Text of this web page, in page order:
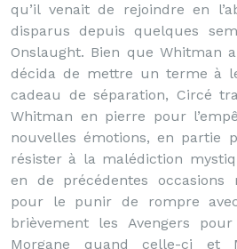
qu’il venait de rejoindre en
disparus depuis quelques
Onslaught. Bien que Whitman
décida de mettre un terme à
cadeau de séparation, Circé
Whitman en pierre pour
nouvelles émotions, en partie
résister à la malédiction
en de précédentes occasions
pour le punir de rompre
brièvement les Avengers
Morgane quand celle-ci et